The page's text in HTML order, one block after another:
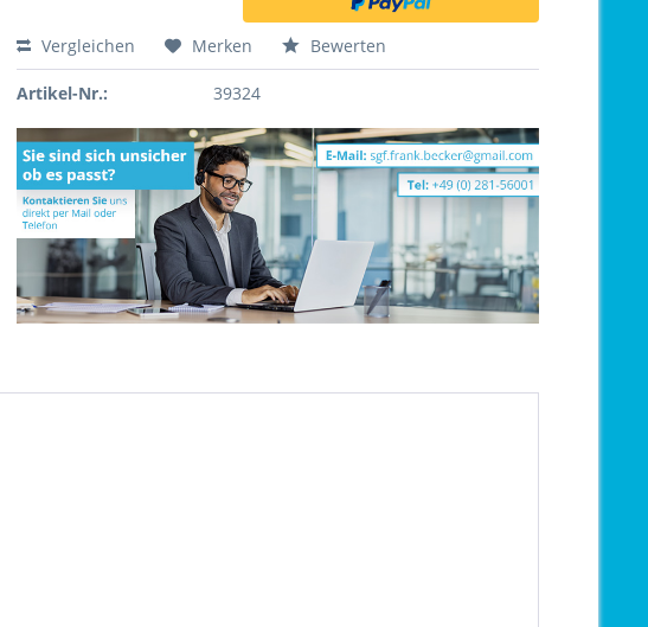
Vergleichen Merken Bewerten
Artikel-Nr.: 39324